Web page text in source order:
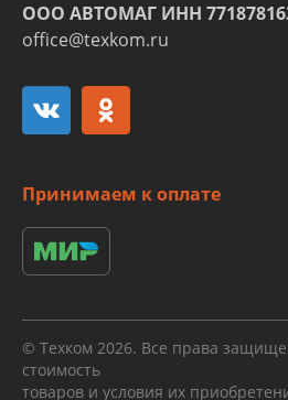
ООО АВТОМАГ ИНН
office@texkom.ru
Принимаем к оплате
© Техком 2026. Все права
стоимость
товаров и условия их